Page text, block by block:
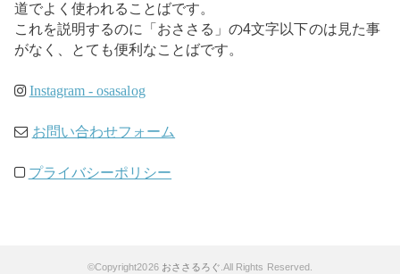
道でよく使われることばです。
これを説明するのに「おささる」の4文字以下のは見た事
がなく、とても便利なことばです。
Instagram - osasalog
お問い合わせフォーム
プライバシーポリシー
©Copyright2026 おささるろぐ .All Rights Reserved.